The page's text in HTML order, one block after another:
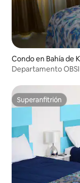
Condo en Bahía de
Departamento
Superanfitrión
Superanfitrión